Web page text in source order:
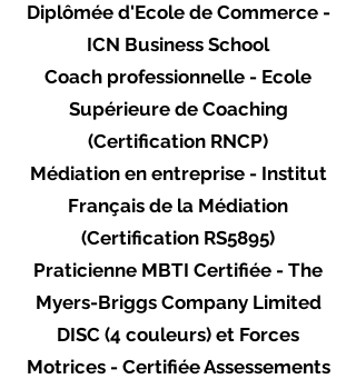
Diplômée d'Ecole de Commerce -
ICN Business School
Coach professionnelle - Ecole
Supérieure de Coaching
(Certification RNCP)
Médiation en entreprise - Institut
Français de la Médiation
(Certification RS5895)
Praticienne MBTI Certifiée - The
Myers-Briggs Company Limited
DISC (4 couleurs) et Forces
Motrices - Certifiée Assessements